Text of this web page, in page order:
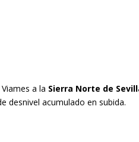
a la Sierra Norte de
desnivel acumulado en subida.